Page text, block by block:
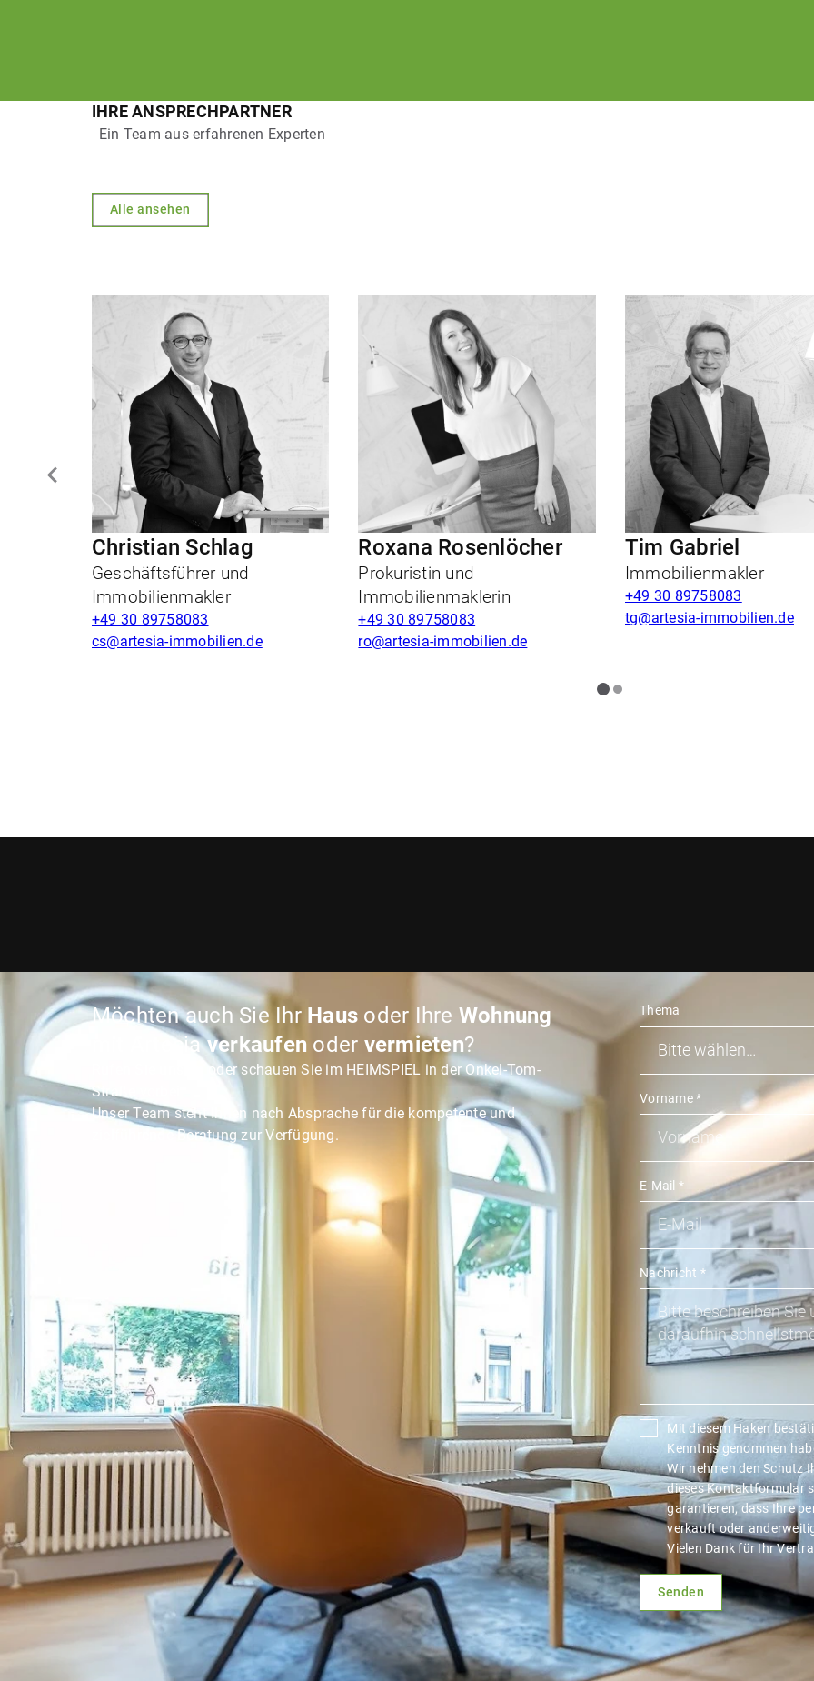
IHRE ANSPRECHPARTNER
Ein Team aus erfahrenen Experten
Alle ansehen
Christian Schlag
Geschäftsführer und
Immobilienmakler
+49 30 89758083
cs@artesia-immobilien.de
Roxana Rosenlöcher
Prokuristin und
Immobilienmaklerin
+49 30 89758083
ro@artesia-immobilien.de
Tim Gabriel
Immobilienmakler
+49 30 89758083
tg@artesia-immobilien.de
Möchten auch Sie Ihr Haus oder Ihre Wohnung
mit Artesiaverkaufen oder vermieten?
Rufen Sie uns an oder schauen Sie im HEIMSPIEL in der Onkel-Tom-
Straße vorbei.
Unser Team steht Ihnen nach Absprache für die kompetente und
zielführende Beratung zur Verfügung.
Thema
Vorname*
E-Mail *
Nachricht *
Mit diesem Haken
Kenntnis genommen
Wir nehmen den Schutz
dieses Kontaktformular
garantieren, dass Ihre
verkauft oder
Vielen Dank für Ihr
Senden